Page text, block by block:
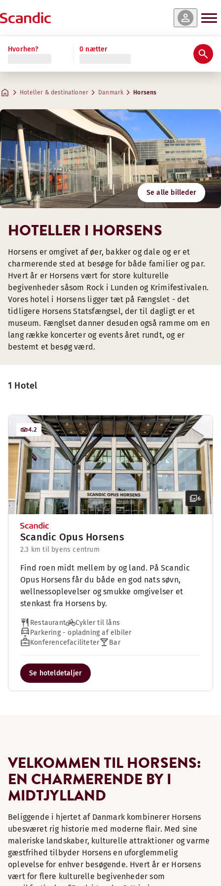
Hvorhen? 0 nætter
Hoteller & destinationer Danmark Horsens
Se alle billeder
1 Hotel
6
4.2
Scandic Opus Horsens
2.3 km til byens centrum
Find roen midt mellem by og land. På Scandic
Opus Horsens får du både en god nats søvn,
wellnessoplevelser og smukke omgivelser et
stenkast fra Horsens by.
Restaurant
Cykler til låns
Parkering - opladning af elbiler
Konferencefaciliteter
Bar
Se hoteldetaljer
VELKOMMEN TIL HORSENS:
EN CHARMERENDE BY I
MIDTJYLLAND
Beliggende i hjertet af Danmark kombinerer Horsens
ubesværet rig historie med moderne flair. Med sine
maleriske landskaber, kulturelle attraktioner og varme
gæstfrihed tilbyder Horsens en uforglemmelig
oplevelse for enhver besøgende. Hvert år er Horsens
vært for flere kulturelle begivenheder som
HOTELLER I HORSENS
Horsens er omgivet af øer, bakker og dale og er et
charmerende sted at besøge for både familier og par.
Hvert år er Horsens vært for store kulturelle
begivenheder såsom Rock i Lunden og Krimifestivalen.
Vores hotel i Horsens ligger tæt på Fængslet - det
tidligere Horsens Statsfængsel, der til dagligt er et
museum. Fænglset danner desuden også ramme om en
lang række koncerter og events året rundt, og er
bestemt et besøg værd.